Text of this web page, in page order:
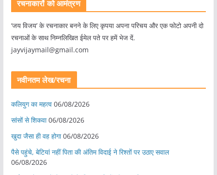
रचनाकारों को आमंत्रण
‘जय विजय’ के रचनाकार बनने के लिए कृपया अपना परिचय और एक फोटो अपनी दो
रचनाओं के साथ निम्नलिखित ईमेल पते पर हमें भेज दें.
jayvijaymail@gmail.com
नवीनतम लेख/रचना
कलियुग का महत्व 06/08/2026
सांसों से शिकवा 06/08/2026
खुदा जैसा ही वह होगा 06/08/2026
पैसे पहुंचे, बेटियां नहीं पिता की अंतिम विदाई ने रिश्तों पर उठाए सवाल
06/08/2026